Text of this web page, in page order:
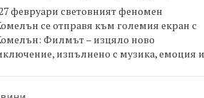
февруари световният феномен
се отправя към големия екран с
Филмът – изцяло ново
изпълнено с музика, емоция